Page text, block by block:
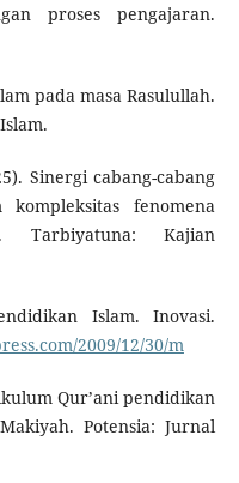
proses pengajaran.
pada masa Rasulullah.
Sinergi cabang-cabang
fenomena
Tarbiyatuna: Kajian
Islam. Inovasi.
2009/12/30/m
Qur’ani pendidikan
Potensia: Jurnal